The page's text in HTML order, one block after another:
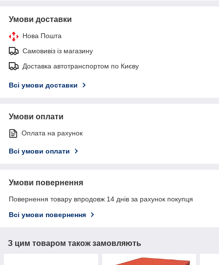
Умови доставки
Нова Пошта
Самовивіз із магазину
Доставка автотранспортом по Києву
Всі умови доставки
Умови оплати
Оплата на рахунок
Всі умови оплати
Умови повернення
Повернення товару впродовж 14 днів за рахунок покупця
Всі умови повернення
З цим товаром також замовляють